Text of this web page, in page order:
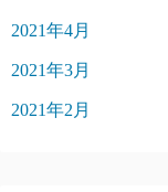
2021年4月
2021年3月
2021年2月